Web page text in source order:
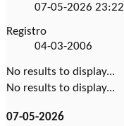
07-05-2026 23:22
Registro
04-03-2006
No results to display...
No results to display...
07-05-2026